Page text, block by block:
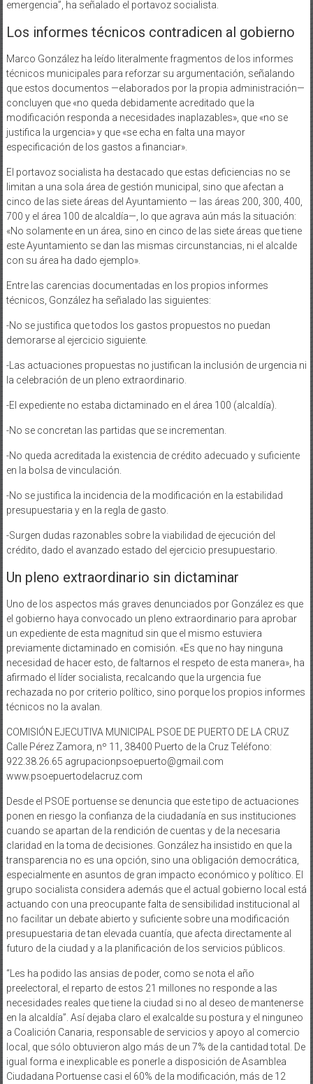
emergencia”, ha señalado el portavoz socialista.
Los informes técnicos contradicen al gobierno
Marco González ha leído literalmente fragmentos de los informes
técnicos municipales para reforzar su argumentación, señalando
que estos documentos —elaborados por la propia administración—
concluyen que «no queda debidamente acreditado que la
modificación responda a necesidades inaplazables», que «no se
justifica la urgencia» y que «se echa en falta una mayor
especificación de los gastos a financiar».
El portavoz socialista ha destacado que estas deficiencias no se
limitan a una sola área de gestión municipal, sino que afectan a
cinco de las siete áreas del Ayuntamiento — las áreas 200, 300, 400,
700 y el área 100 de alcaldía—, lo que agrava aún más la situación:
«No solamente en un área, sino en cinco de las siete áreas que tiene
este Ayuntamiento se dan las mismas circunstancias, ni el alcalde
con su área ha dado ejemplo».
Entre las carencias documentadas en los propios informes
técnicos, González ha señalado las siguientes:
-No se justifica que todos los gastos propuestos no puedan
demorarse al ejercicio siguiente.
-Las actuaciones propuestas no justifican la inclusión de urgencia ni
la celebración de un pleno extraordinario.
-El expediente no estaba dictaminado en el área 100 (alcaldía).
-No se concretan las partidas que se incrementan.
-No queda acreditada la existencia de crédito adecuado y suficiente
en la bolsa de vinculación.
-No se justifica la incidencia de la modificación en la estabilidad
presupuestaria y en la regla de gasto.
-Surgen dudas razonables sobre la viabilidad de ejecución del
crédito, dado el avanzado estado del ejercicio presupuestario.
Un pleno extraordinario sin dictaminar
Uno de los aspectos más graves denunciados por González es que
el gobierno haya convocado un pleno extraordinario para aprobar
un expediente de esta magnitud sin que el mismo estuviera
previamente dictaminado en comisión. «Es que no hay ninguna
necesidad de hacer esto, de faltarnos el respeto de esta manera», ha
afirmado el líder socialista, recalcando que la urgencia fue
rechazada no por criterio político, sino porque los propios informes
técnicos no la avalan.
COMISIÓN EJECUTIVA MUNICIPAL PSOE DE PUERTO DE LA CRUZ
Calle Pérez Zamora, nº 11, 38400 Puerto de la Cruz Teléfono:
922.38.26.65 agrupacionpsoepuerto@gmail.com
www.psoepuertodelacruz.com
Desde el PSOE portuense se denuncia que este tipo de actuaciones
ponen en riesgo la confianza de la ciudadanía en sus instituciones
cuando se apartan de la rendición de cuentas y de la necesaria
claridad en la toma de decisiones. González ha insistido en que la
transparencia no es una opción, sino una obligación democrática,
especialmente en asuntos de gran impacto económico y político. El
grupo socialista considera además que el actual gobierno local está
actuando con una preocupante falta de sensibilidad institucional al
no facilitar un debate abierto y suficiente sobre una modificación
presupuestaria de tan elevada cuantía, que afecta directamente al
futuro de la ciudad y a la planificación de los servicios públicos.
“Les ha podido las ansias de poder, como se nota el año
preelectoral, el reparto de estos 21 millones no responde a las
necesidades reales que tiene la ciudad si no al deseo de mantenerse
en la alcaldía”. Así dejaba claro el exalcalde su postura y el ninguneo
a Coalición Canaria, responsable de servicios y apoyo al comercio
local, que sólo obtuvieron algo más de un 7% de la cantidad total. De
igual forma e inexplicable es ponerle a disposición de Asamblea
Ciudadana Portuense casi el 60% de la modificación, más de 12